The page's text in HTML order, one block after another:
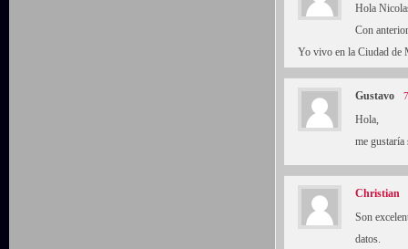
Hola
Con
Yo vivo en la Ciudad de
Gustavo
Hola,
me
Christian
Son
datos.